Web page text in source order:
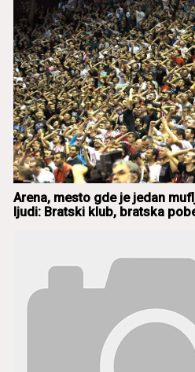
Arenа, mesto gde je jedаn
ljudi: Brаtski klub, brаtskа